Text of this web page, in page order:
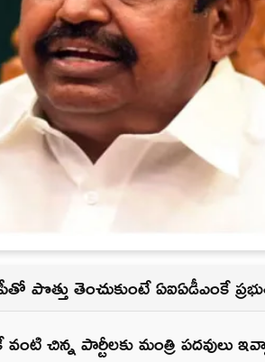
పొత్తు తెంచుకుంటే ఏఐఏడీఎంకే
చిన్న పార్టీలకు మంత్రి పదవులు